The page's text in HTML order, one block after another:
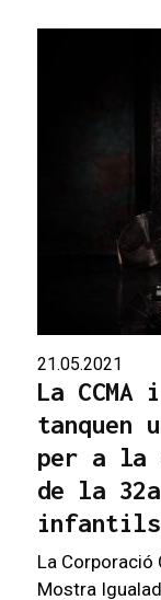
21.05.2021
La
tanquen
per a la
de la
La Corporació
Mostra